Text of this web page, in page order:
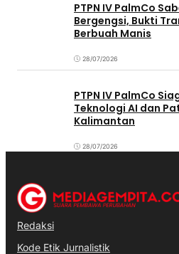
PTPN IV PalmCo
Bergengsi, Bukti
Berbuah Manis
28/07/2026
PTPN IV PalmCo
Teknologi AI dan
Kalimantan
28/07/2026
Redaksi
Kode Etik Jurnalistik